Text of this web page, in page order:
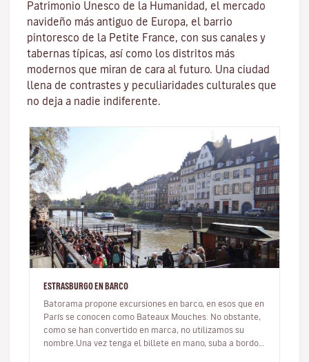
Patrimonio Unesco de la Humanidad, el mercado
navideño más antiguo de Europa, el barrio
pintoresco de la Petite France, con sus canales y
tabernas típicas, así como los distritos más
modernos que miran de cara al futuro. Una ciudad
llena de contrastes y peculiaridades culturales que
no deja a nadie indiferente.
ESTRASBURGO EN BARCO
Batorama propone excursiones en barco, en esos que en
París se conocen como Bateaux Mouches. No obstante,
como se han convertido en marca, no utilizamos su
nombre.Una vez tenga el billete en mano, suba a bordo y